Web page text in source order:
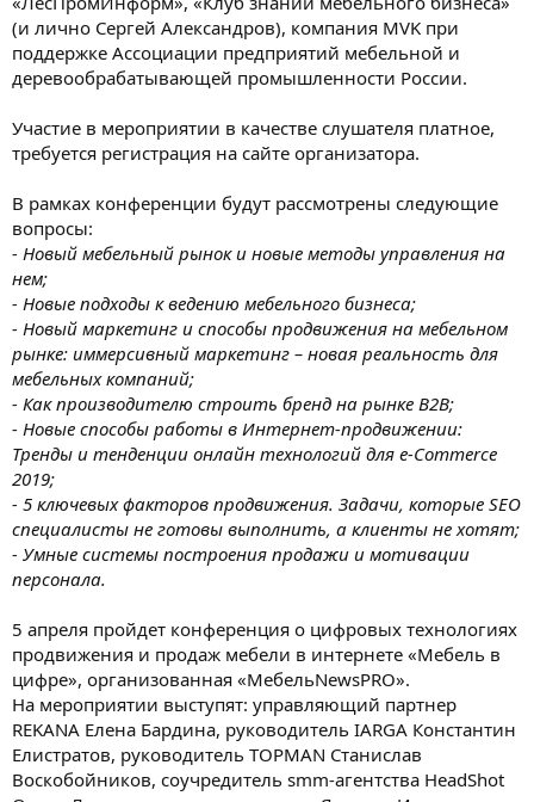
(и лично Сергей Александров), компания MVK при
поддержке Ассоциации предприятий мебельной и
деревообрабатывающей промышленности России.
Участие в мероприятии в качестве слушателя платное,
требуется регистрация на сайте организатора.
В рамках конференции будут рассмотрены следующие
вопросы:
- Новый мебельный рынок и новые методы управления на
нем;
- Новые подходы к ведению мебельного бизнеса;
- Новый маркетинг и способы продвижения на мебельном
рынке: иммерсивный маркетинг – новая реальность для
мебельных компаний;
- Как производителю строить бренд на рынке B2B;
- Новые способы работы в Интернет-продвижении:
Тренды и тенденции онлайн технологий для e-Commerce
2019;
- 5 ключевых факторов продвижения. Задачи, которые SEO
специалисты не готовы выполнить, а клиенты не хотят;
- Умные системы построения продажи и мотивации
персонала.
5 апреля пройдет конференция о цифровых технологиях
продвижения и продаж мебели в интернете «Мебель в
цифре», организованная «МебельNewsPRO».
На мероприятии выступят: управляющий партнер
REKANA Елена Бардина, руководитель IARGA Константин
Елистратов, руководитель TOPMAN Станислав
Воскобойников, соучредитель smm-агентства HeadShot